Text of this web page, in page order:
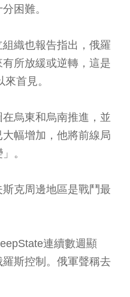
困難。
織也報告指出，俄羅
所放緩或逆轉，這是
首見。
烏東和烏南推進，並
幅增加，他將前線局
。
克周邊地區是戰鬥最
連續數週顯
斯控制。俄軍聲稱去